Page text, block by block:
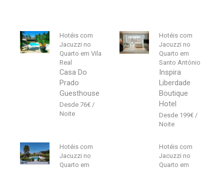
Hotéis com
Jacuzzi no
Quarto em Vila
Real
Casa Do
Prado
Guesthouse
76€
Hotéis com
Jacuzzi no
Quarto em
Santo António
Inspira
Liberdade
Boutique
Hotel
199€
Hotéis com
Jacuzzi no
Quarto em
Hotéis com
Jacuzzi no
Quarto em